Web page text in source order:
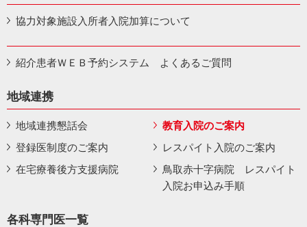
協力対象施設入所者入院加算について
紹介患者ＷＥＢ予約システム よくあるご質問
地域連携
地域連携懇話会
教育入院のご案内
登録医制度のご案内
レスパイト入院のご案内
在宅療養後方支援病院
鳥取赤十字病院 レスパイト
入院お申込み手順
各科専門医一覧